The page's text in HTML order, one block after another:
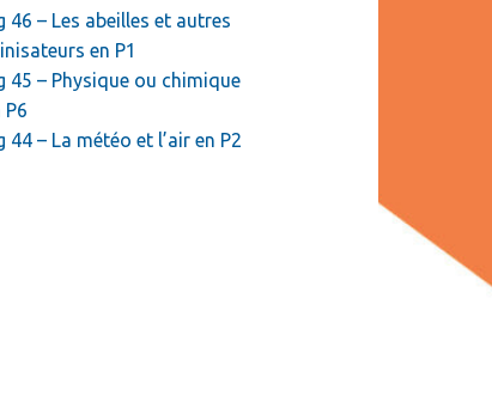
46 – Les abeilles et autres
en P1
45 – Physique ou chimique
P6
44 – La météo et l’air en P2